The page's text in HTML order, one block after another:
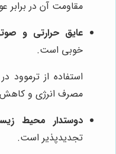
مقاومت آن در
عایق حرارتی و
خوبی است.
استفاده از ترموود
مصرف انرژی و
دوستدار محیط
تجدیدپذیر است.